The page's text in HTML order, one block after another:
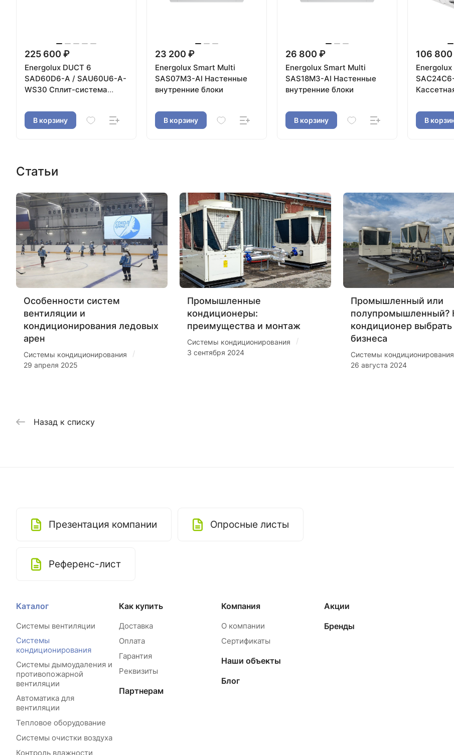
225 600 ₽
Energolux DUCT 6
SAD60D6-A / SAU60U6-A-
WS30 Сплит-система
В корзину
23 200 ₽
Energolux Smart Multi
SAS07M3-AI Настенные
внутренние блоки
В корзину
26 800 ₽
Energolux Smart Multi
SAS18M3-AI Настенные
внутренние блоки
В корзину
106
В
Статьи
Особенности систем
вентиляции и
кондиционирования ледовых
арен
Системы кондиционирования /
29 апреля 2025
Промышленные
кондиционеры:
преимущества и монтаж
Системы кондиционирования /
3 сентября 2024
Промышленный или
полупромышленный?
кондиционер выбрать
бизнеса
Системы кондиционирования
26 августа 2024
Назад к списку
Презентация компании Опросные листы
Референс-лист
Каталог
Системы вентиляции
Системы
кондиционирования
Системы дымоудаления и
противопожарной
вентиляции
Автоматика для
вентиляции
Тепловое оборудование
Системы очистки воздуха
Контроль влажности
Как купить
Доставка
Оплата
Гарантия
Реквизиты
Партнерам
Компания
О компании
Сертификаты
Наши объекты
Блог
Акции
Бренды